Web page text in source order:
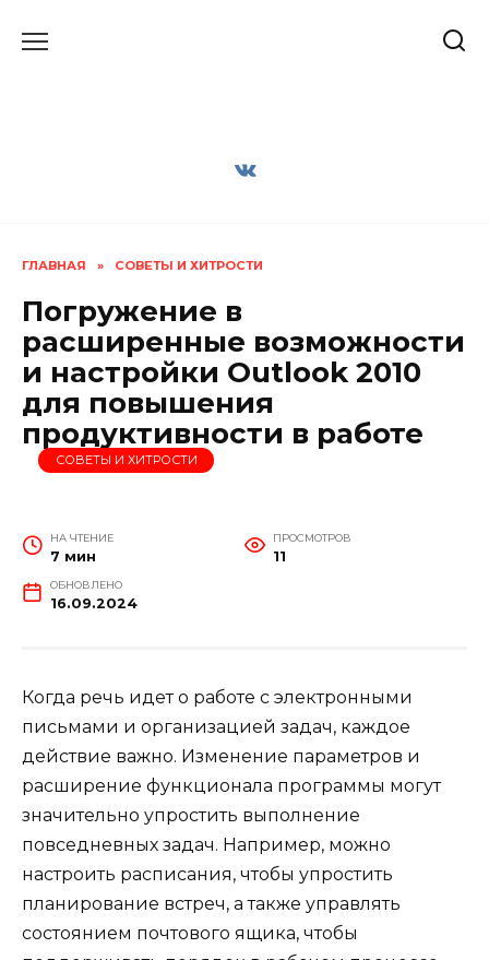
ГЛАВНАЯ » СОВЕТЫ И ХИТРОСТИ
Погружение в
расширенные возможности
и настройки Outlook 2010
для повышения
продуктивности в работе
СОВЕТЫ И ХИТРОСТИ
НА ЧТЕНИЕ
7 мин
ПРОСМОТРОВ
11
ОБНОВЛЕНО
16.09.2024
Когда речь идет о работе с электронными
письмами и организацией задач, каждое
действие важно. Изменение параметров и
расширение функционала программы могут
значительно упростить выполнение
повседневных задач. Например, можно
настроить расписания, чтобы упростить
планирование встреч, а также управлять
состоянием почтового ящика, чтобы